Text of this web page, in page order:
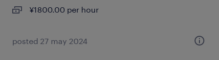
¥1800.00 per hour
posted 27 may 2024